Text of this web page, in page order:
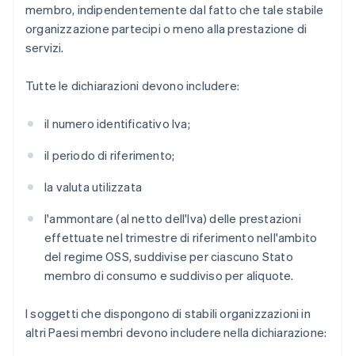
membro, indipendentemente dal fatto che tale stabile
organizzazione partecipi o meno alla prestazione di
servizi.
Tutte le dichiarazioni devono includere:
il numero identificativo Iva;
il periodo di riferimento;
la valuta utilizzata
l'ammontare (al netto dell'Iva) delle prestazioni
effettuate nel trimestre di riferimento nell'ambito
del regime OSS, suddivise per ciascuno Stato
membro di consumo e suddiviso per aliquote.
I soggetti che dispongono di stabili organizzazioni in
altri Paesi membri devono includere nella dichiarazione: